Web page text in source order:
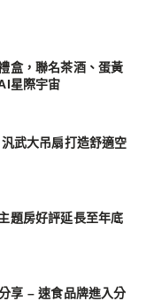
盒，聯名茶酒、蛋黃
星際宇宙
武大吊扇打造舒適空
題房好評延長至年底
享 – 速食品牌進入分